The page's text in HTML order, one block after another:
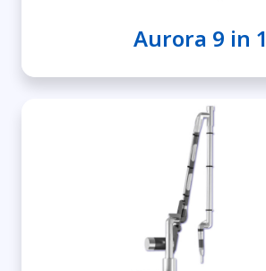
Aurora 9 in 1